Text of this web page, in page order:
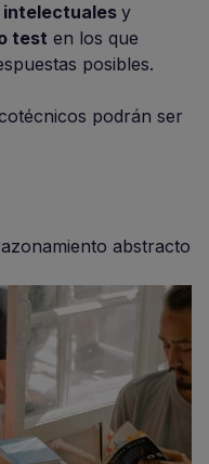
intelectuales y
test en los que
posibles.
podrán ser
abstracto